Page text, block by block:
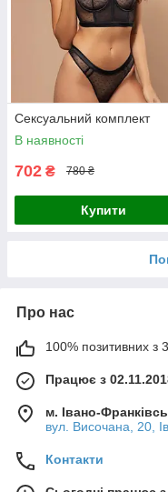
Сексуальний комплект
В наявності
702 ₴ 780 ₴
Купити
Про нас
100% позитивних з
Працює з
м. Івано-
вул. Височана, 20,
Контакти